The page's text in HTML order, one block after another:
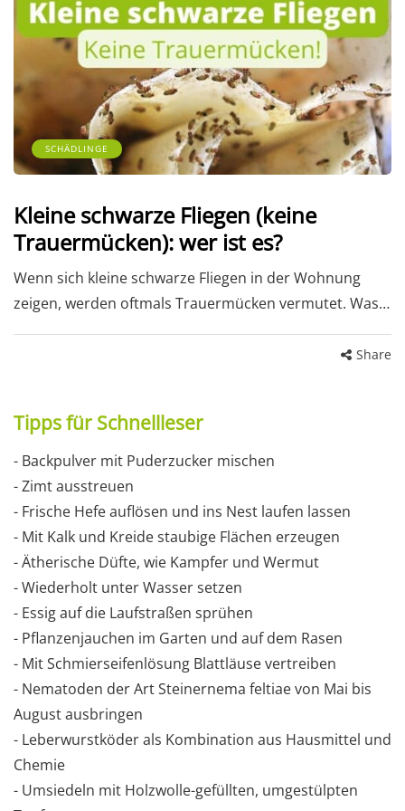
SCHÄDLINGE
Kleine schwarze Fliegen (keine
Trauermücken): wer ist es?
Wenn sich kleine schwarze Fliegen in der Wohnung
zeigen, werden oftmals Trauermücken vermutet. Was…
Share
Tipps für Schnellleser
- Backpulver mit Puderzucker mischen
- Zimt ausstreuen
- Frische Hefe auflösen und ins Nest laufen lassen
- Mit Kalk und Kreide staubige Flächen erzeugen
- Ätherische Düfte, wie Kampfer und Wermut
- Wiederholt unter Wasser setzen
- Essig auf die Laufstraßen sprühen
- Pflanzenjauchen im Garten und auf dem Rasen
- Mit Schmierseifenlösung Blattläuse vertreiben
- Nematoden der Art Steinernema feltiae von Mai bis
August ausbringen
- Leberwurstköder als Kombination aus Hausmittel und
Chemie
- Umsiedeln mit Holzwolle-gefüllten, umgestülpten